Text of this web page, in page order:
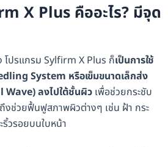
X Plus คืออะไร? มีจุด
ปรแกรม Sylfirm X Plus ก็เป็นการใช้
System หรือเข็มขนาดเล็กส่ง
ลงไปใต้ชั้นผิวเพื่อช่วยกระชับ
งช่วยฟื้นฟูสภาพผิวต่างๆ เช่น ฝ้า กระ
วรอยบนใบหน้า